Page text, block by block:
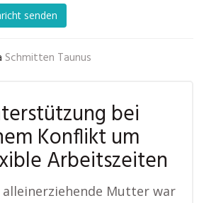
senden
Schmitten Taunus
bei
Konflikt um
Arbeitszeiten
alleinerziehende Mutter war